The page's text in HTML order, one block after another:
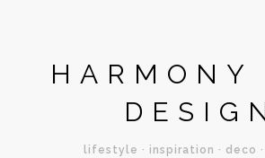
HARMONY
lifestyle · inspiration · deco